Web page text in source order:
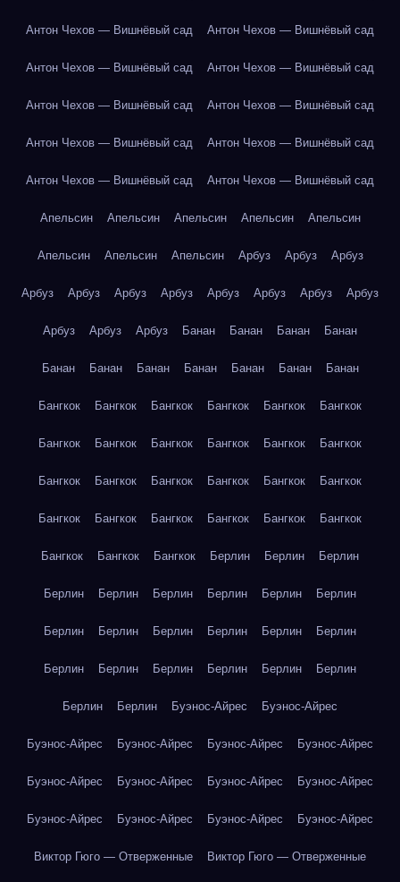
Антон Чехов — Вишнёвый сад Антон Чехов — Вишнёвый сад
Антон Чехов — Вишнёвый сад Антон Чехов — Вишнёвый сад
Антон Чехов — Вишнёвый сад Антон Чехов — Вишнёвый сад
Антон Чехов — Вишнёвый сад Антон Чехов — Вишнёвый сад
Антон Чехов — Вишнёвый сад Антон Чехов — Вишнёвый сад
Апельсин Апельсин Апельсин Апельсин Апельсин
Апельсин Апельсин Апельсин Арбуз Арбуз Арбуз
Арбуз Арбуз Арбуз Арбуз Арбуз Арбуз Арбуз Арбуз
Арбуз Арбуз Арбуз Банан Банан Банан Банан
Банан Банан Банан Банан Банан Банан Банан
Бангкок Бангкок Бангкок Бангкок Бангкок Бангкок
Бангкок Бангкок Бангкок Бангкок Бангкок Бангкок
Бангкок Бангкок Бангкок Бангкок Бангкок Бангкок
Бангкок Бангкок Бангкок Бангкок Бангкок Бангкок
Бангкок Бангкок Бангкок Берлин Берлин Берлин
Берлин Берлин Берлин Берлин Берлин Берлин
Берлин Берлин Берлин Берлин Берлин Берлин
Берлин Берлин Берлин Берлин Берлин Берлин
Берлин Берлин Буэнос-Айрес Буэнос-Айрес
Буэнос-Айрес Буэнос-Айрес Буэнос-Айрес Буэнос-Айрес
Буэнос-Айрес Буэнос-Айрес Буэнос-Айрес Буэнос-Айрес
Буэнос-Айрес Буэнос-Айрес Буэнос-Айрес Буэнос-Айрес
Виктор Гюго — Отверженные Виктор Гюго — Отверженные